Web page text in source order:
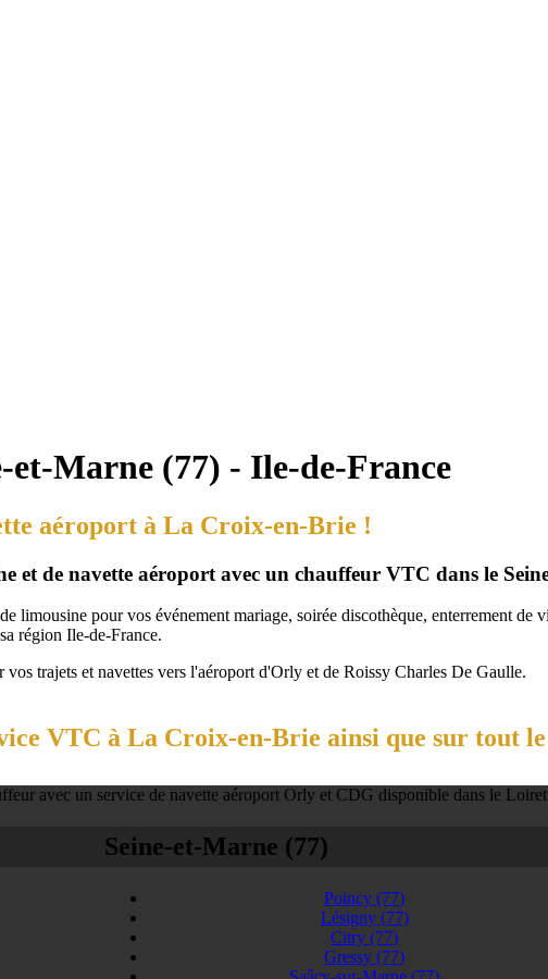
Marne (77) - Ile-de-France
aéroport à La Croix-en-Brie !
et de navette aéroport avec un chauffeur VTC dans le
limousine pour vos événement mariage, soirée discothèque, enterrement de
région Ile-de-France.
trajets et navettes vers l'aéroport d'Orly et de Roissy Charles De Gaulle.
VTC à La Croix-en-Brie ainsi que sur tout
avec un service de navette aéroport Orly et CDG disponible dans le
Seine-et-Marne (77)
Poincy(77)
Lésigny (77)
Citry(77)
Gressy(77)